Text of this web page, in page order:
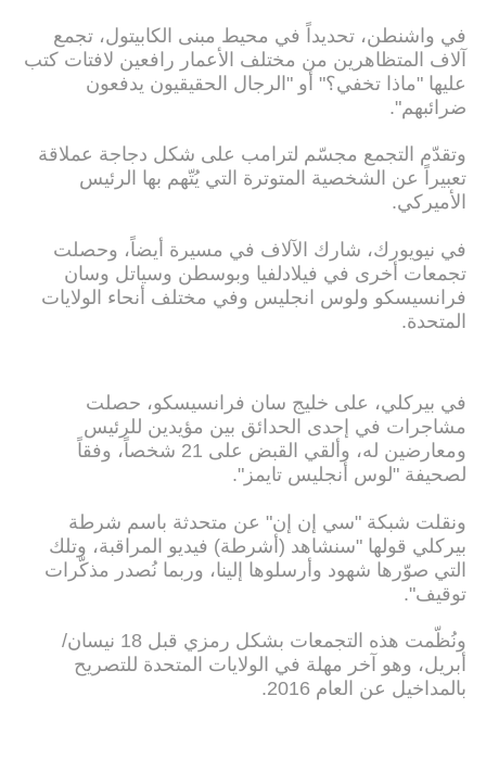
في واشنطن، تحديداً في محيط مبنى الكابيتول، تجمع
آلاف المتظاهرين من مختلف الأعمار رافعين لافتات كتب
عليها "ماذا تخفي؟" أو "الرجال الحقيقيون يدفعون
ضرائبهم".
وتقدّم التجمع مجسّم لترامب على شكل دجاجة عملاقة
تعبيراً عن الشخصية المتوترة التي يُتّهم بها الرئيس
الأميركي.
في نيويورك، شارك الآلاف في مسيرة أيضاً، وحصلت
تجمعات أخرى في فيلادلفيا وبوسطن وسياتل وسان
فرانسيسكو ولوس انجليس وفي مختلف أنحاء الولايات
المتحدة.
في بيركلي، على خليج سان فرانسيسكو، حصلت
مشاجرات في إحدى الحدائق بين مؤيدين للرئيس
ومعارضين له، وألقي القبض على 21 شخصاً، وفقاً
لصحيفة "لوس أنجليس تايمز".
ونقلت شبكة "سي إن إن" عن متحدثة باسم شرطة
بيركلي قولها "سنشاهد (أشرطة) فيديو المراقبة، وتلك
التي صوّرها شهود وأرسلوها إلينا، وربما نُصدر مذكّرات
توقيف".
ونُظّمت هذه التجمعات بشكل رمزي قبل 18 نيسان/
أبريل، وهو آخر مهلة في الولايات المتحدة للتصريح
بالمداخيل عن العام 2016.